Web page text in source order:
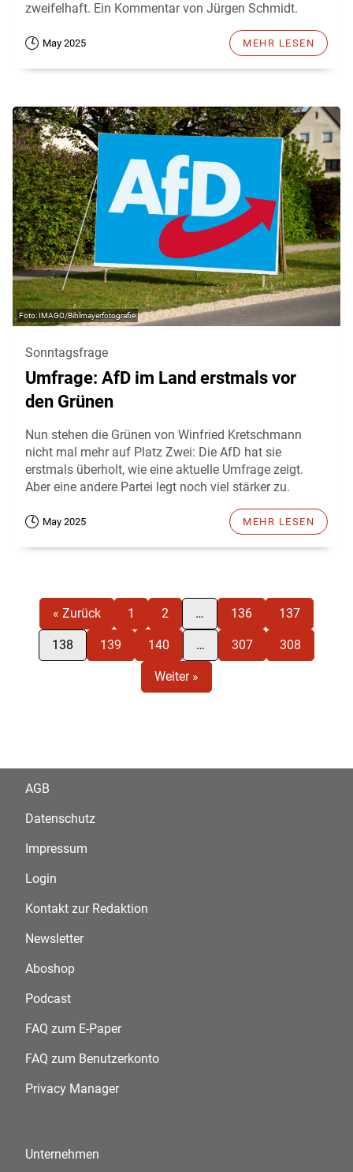
zweifelhaft. Ein Kommentar von Jürgen Schmidt.
May 2025 MEHR LESEN
IMAGO/Bihlmayerfotografie
Sonntagsfrage
Umfrage: AfD im Land erstmals vor
den Grünen
Nun stehen die Grünen von Winfried Kretschmann
nicht mal mehr auf Platz Zwei: Die AfD hat sie
erstmals überholt, wie eine aktuelle Umfrage zeigt.
Aber eine andere Partei legt noch viel stärker zu.
May 2025 MEHR LESEN
« Zurück 1 2 … 136 137
138 139 140 … 307 308
Weiter »
AGB
Datenschutz
Impressum
Login
Kontakt zur Redaktion
Newsletter
Aboshop
Podcast
FAQ zum E-Paper
FAQ zum Benutzerkonto
Privacy Manager
Unternehmen